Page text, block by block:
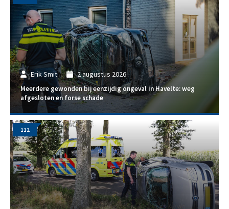
Erik Smit 2 augustus 2026
Meerdere gewonden bij eenzijdig ongeval in Havelte: weg
afgesloten en forse schade
112